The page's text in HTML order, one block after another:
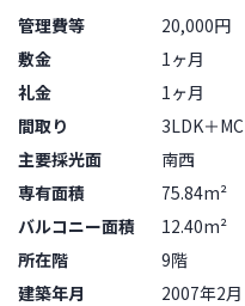
管理費等
20,000円
敷金
1ヶ月
礼金
1ヶ月
間取り
3LDK＋MC
主要採光面
南西
専有面積
75.84m²
バルコニー面積
12.40m²
所在階
9階
建築年月
2007年2月